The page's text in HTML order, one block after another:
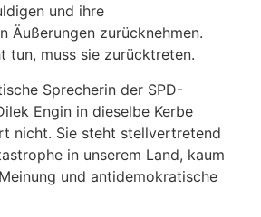
und ihre
Äußerungen zurücknehmen.
tun, muss sie zurücktreten.
Sprecherin der SPD-
Engin in dieselbe Kerbe
nicht. Sie steht stellvertretend
in unserem Land, kaum
und antidemokratische